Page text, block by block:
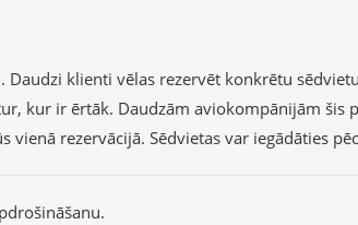
klienti vēlas rezervēt konkrētu
kur ir ērtāk. Daudzām aviokompānijām
vienā rezervācijā. Sēdvietas var iegādāties